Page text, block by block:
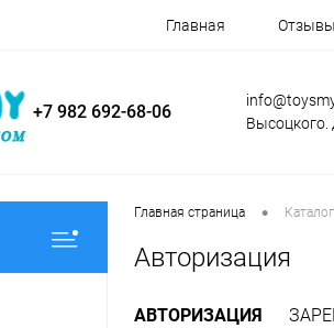
Главная Отзывы
+7 982 692-68-06
Высоцкого.
Главная страница •
Авторизация
АВТОРИЗАЦИЯ